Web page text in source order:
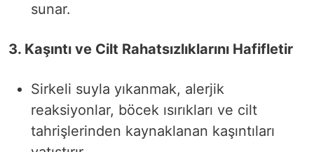
sunar.
3. Kaşıntı ve Cilt Rahatsızlıklarını Hafifletir
Sirkeli suyla yıkanmak, alerjik
reaksiyonlar, böcek ısırıkları ve cilt
tahrişlerinden kaynaklanan kaşıntıları